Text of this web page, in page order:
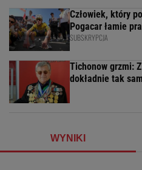
Człowiek, który
Pogacar łamie
SUBSKRYPCJA
Tichonow grzmi:
dokładnie tak
WYNIKI